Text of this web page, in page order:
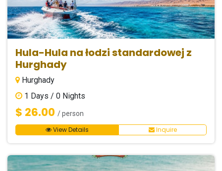
Hula-Hula na łodzi standardowej z
Hurghady
Hurghady
1 Days / 0 Nights
$ 26.00 / person
View Details Inquire